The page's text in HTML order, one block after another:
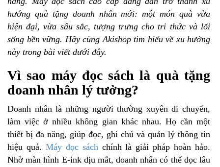
hướng quà tặng doanh nhân mới: một món quà vừa
hiện đại, vừa sâu sắc, tượng trưng cho tri thức và lối
sống bền vững. Hãy cùng Akishop tìm hiểu về xu hướng
này trong bài viết dưới đây.
Vì sao máy đọc sách là quà tặng
doanh nhân lý tưởng?
Doanh nhân là những người thường xuyên di chuyển,
làm việc ở nhiều không gian khác nhau. Họ cần một
thiết bị đa năng, giúp đọc, ghi chú và quản lý thông tin
hiệu quả. Máy đọc sáchchính là giải pháp hoàn hảo.
Nhờ màn hình E-ink dịu mắt, doanh nhân có thể đọc lâu